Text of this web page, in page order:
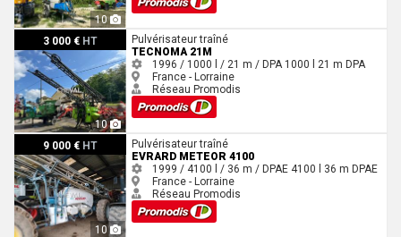
10
3 000 € HT
10
Tecnoma 21m
Pulvérisateur traîné
TECNOMA 21M
1996 / 1000 l / 21 m / DPA 1000 l 21 m DPA
France - Lorraine
Réseau Promodis
9 000 € HT
10
Evrard Meteor 4100
Pulvérisateur traîné
EVRARD METEOR 4100
1999 / 4100 l / 36 m / DPAE 4100 l 36 m DPAE
France - Lorraine
Réseau Promodis